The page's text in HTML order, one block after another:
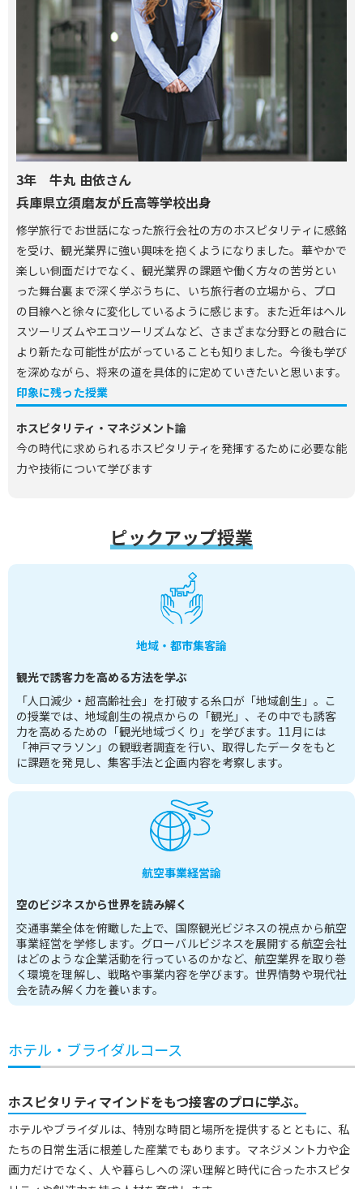
3年 牛丸 由依さん
兵庫県立須磨友が丘高等学校出身
修学旅行でお世話になった旅行会社の方のホスピタリティに感銘
を受け、観光業界に強い興味を抱くようになりました。華やかで
楽しい側面だけでなく、観光業界の課題や働く方々の苦労とい
った舞台裏まで深く学ぶうちに、いち旅行者の立場から、プロ
の目線へと徐々に変化しているように感じます。また近年はヘル
スツーリズムやエコツーリズムなど、さまざまな分野との融合に
より新たな可能性が広がっていることも知りました。今後も学び
を深めながら、将来の道を具体的に定めていきたいと思います。
印象に残った授業
ホスピタリティ・マネジメント論
今の時代に求められるホスピタリティを発揮するために必要な能
力や技術について学びます
ピックアップ授業
地域・都市集客論
観光で誘客力を高める方法を学ぶ
「人口減少・超高齢社会」を打破する糸口が「地域創生」。こ
の授業では、地域創生の視点からの「観光」、その中でも誘客
力を高めるための「観光地域づくり」を学びます。11月には
「神戸マラソン」の観戦者調査を行い、取得したデータをもと
に課題を発見し、集客手法と企画内容を考察します。
航空事業経営論
空のビジネスから世界を読み解く
交通事業全体を俯瞰した上で、国際観光ビジネスの視点から航空
事業経営を学修します。グローバルビジネスを展開する航空会社
はどのような企業活動を行っているのかなど、航空業界を取り巻
く環境を理解し、戦略や事業内容を学びます。世界情勢や現代社
会を読み解く力を養います。
ホテル・ブライダルコース
ホスピタリティマインドをもつ接客のプロに学ぶ。
ホテルやブライダルは、特別な時間と場所を提供するとともに、私
たちの日常生活に根差した産業でもあります。マネジメント力や企
画力だけでなく、人や暮らしへの深い理解と時代に合ったホスピタ